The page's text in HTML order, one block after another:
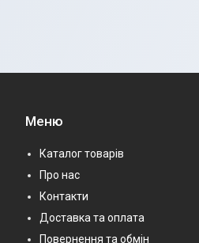
Меню
Каталог товарів
Про нас
Контакти
Доставка та оплата
Повернення та обмін